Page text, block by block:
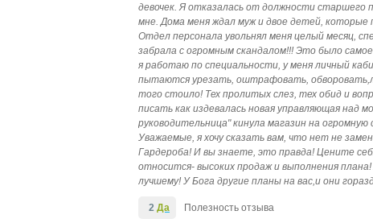
девочек. Я отказалась от должности старшего
мне. Дома меня ждал муж и двое детей, которые
Отдел персонала увольнял меня целый месяц,
забрала с огромным скандалом!!! Это было
я работаю по специальности, у меня личный
пытаются урезать, оштрафовать,
того стоило! Тех пролитых слез, тех обид и
писать как издевалась новая управляющая над
руководительница" кинула магазин на
Уважаемые, я хочу сказать вам, что нет не
Гардероба! И вы знаете, это правда! Цените
относится- высоких продаж и выполнения
лучшему! У Бога другие планы на вас,и они
Полезность отзыва
2 Да